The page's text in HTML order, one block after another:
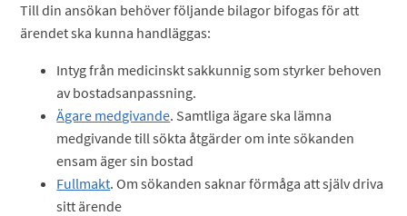
Till din ansökan behöver följande bilagor bifogas för att
ärendet ska kunna handläggas:
Intyg från medicinskt sakkunnig som styrker behoven
av bostadsanpassning.
Ägare medgivande. Samtliga ägare ska lämna
medgivande till sökta åtgärder om inte sökanden
ensam äger sin bostad
Fullmakt. Om sökanden saknar förmåga att själv driva
sitt ärende